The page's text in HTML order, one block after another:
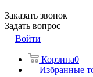
Заказать звонок
Задать вопрос
Войти
Корзина0
Избранные